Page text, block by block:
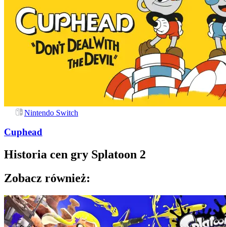
Nintendo Switch
Cuphead
Historia cen gry Splatoon 2
Zobacz również: